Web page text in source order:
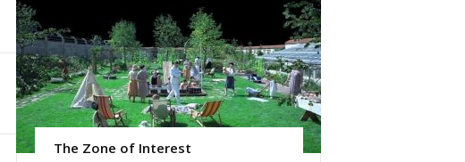
The Zone of Interest